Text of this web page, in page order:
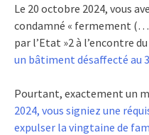
Le 20 octobre 2024, vous
condamné « fermement
par l’Etat »2 à l’encontre du
un bâtiment désaffecté au
Pourtant, exactement un
2024, vous signiez une
expulser la vingtaine de